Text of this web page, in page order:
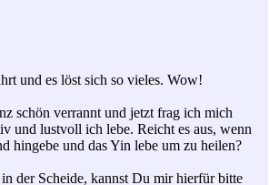
und es löst sich so vieles. Wow!
schön verrannt und jetzt frag ich mich
und lustvoll ich lebe. Reicht es aus, wenn
hingebe und das Yin lebe um zu heilen?
der Scheide, kannst Du mir hierfür bitte